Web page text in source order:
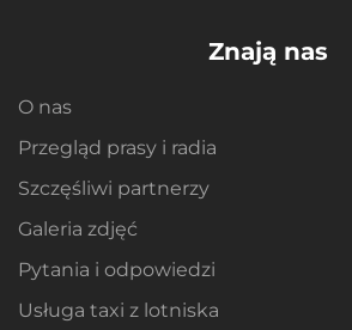
Znają nas
O nas
Przegląd prasy i radia
Szczęśliwi partnerzy
Galeria zdjęć
Pytania i odpowiedzi
Usługa taxi z lotniska